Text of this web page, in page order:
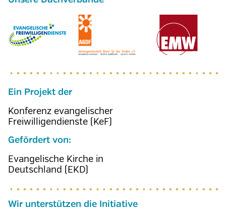
Ein Projekt der
Konferenz evangelischer
Freiwilligendienste (KeF)
Gefördert von:
Evangelische Kirche in
Deutschland (EKD)
Wir unterstützen die Initiative